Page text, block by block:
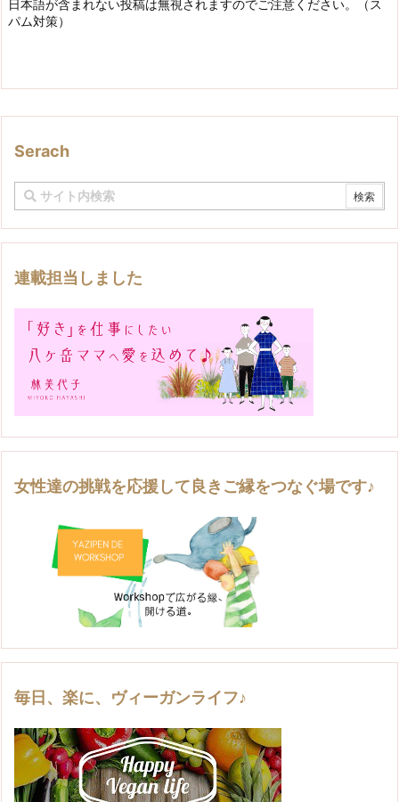
日本語が含まれない投稿は無視されますのでご注意ください。（ス
パム対策）
Serach
連載担当しました
女性達の挑戦を応援して良きご縁をつなぐ場です♪
毎日、楽に、ヴィーガンライフ♪